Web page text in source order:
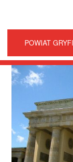
POWIAT